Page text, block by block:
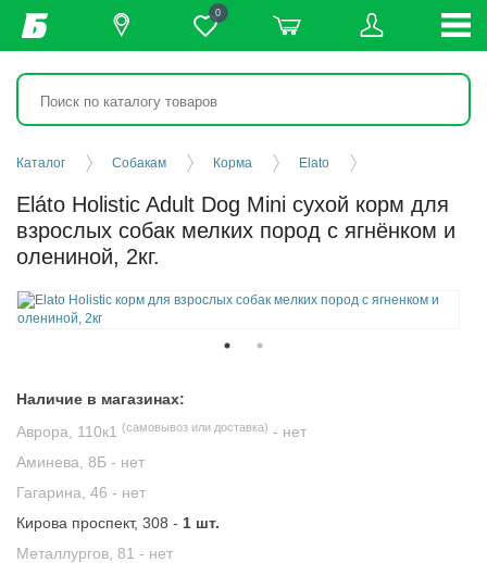
0
Каталог Собакам Корма Elato
Eláto Holistic Adult Dog Mini сухой корм для
взрослых собак мелких пород с ягнёнком и
олениной, 2кг.
Наличие в магазинах:
Аврора, 110к1
(самовывоз или доставка) - нет
Аминева, 8Б - нет
Гагарина, 46 - нет
Кирова проспект, 308 - 1 шт.
Металлургов, 81 - нет